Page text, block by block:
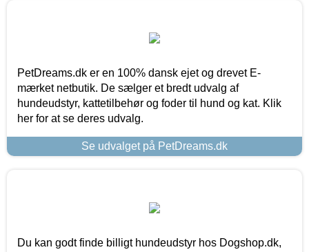
PetDreams.dk er en 100% dansk ejet og drevet E-
mærket netbutik. De sælger et bredt udvalg af
hundeudstyr, kattetilbehør og foder til hund og kat. Klik
her for at se deres udvalg.
Se udvalget på PetDreams.dk
Du kan godt finde billigt hundeudstyr hos Dogshop.dk,